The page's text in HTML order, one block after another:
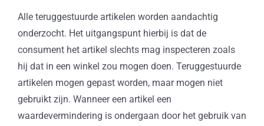
Alle teruggestuurde artikelen worden aandachtig
onderzocht. Het uitgangspunt hierbij is dat de
consument het artikel slechts mag inspecteren zoals
hij dat in een winkel zou mogen doen. Teruggestuurde
artikelen mogen gepast worden, maar mogen niet
gebruikt zijn. Wanneer een artikel een
waardevermindering is ondergaan door het gebruik van